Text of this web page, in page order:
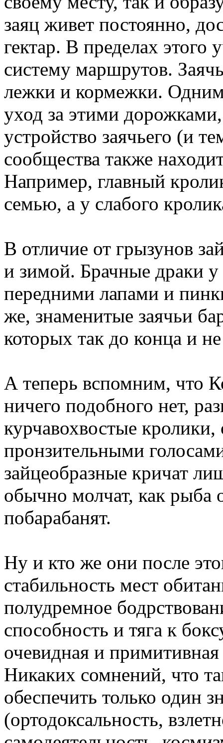
заяц живет постоянно,
гектар. В пределах этого
систему маршрутов.
лежки и кормежки. Одним
уход за этими
устройство заячьего (и
сообщества также
Например, главный
семью, а у слабого
В отличие от грызунов
и зимой. Брачные драки у
передними лапами и
же, знаменитые заячьи
которых так до конца и
А теперь вспомним, что
ничего подобного нет,
курчавохвостые
пронзительными
зайцеобразные кричат
обычно молчат, как рыба
побарабанят.
Ну и кто же они после
стабильность мест
полудремное
способность и тяга к
очевидная и
Никаких сомнений, что
обеспечить только один
(ортодоксальность,